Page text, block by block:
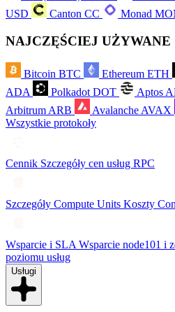
USD
Canton CC Monad
NAJCZĘŚCIEJ UŻYWANE
Bitcoin BTC Ethereum ETH
ADA
Polkadot DOT Aptos
Arbitrum ARB Avalanche AVAX
Wszystkie protokoły
Cennik Szczegóły cen usług RPC
Szczegóły Compute Units Koszty
Wsparcie i SLA Wsparcie node101 i
poziomu usług
Usługi